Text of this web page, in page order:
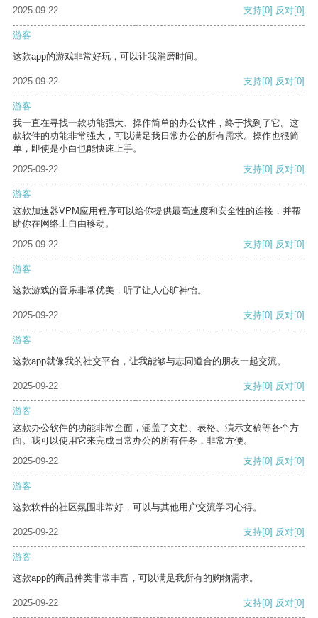
2025-09-22 支持[0] 反对[0]
游客
这款app的游戏非常好玩，可以让我消磨时间。
2025-09-22 支持[0] 反对[0]
游客
我一直在寻找一款功能强大、操作简单的办公软件，终于找到了它。这
款软件的功能非常强大，可以满足我日常办公的所有需求。操作也很简
单，即使是小白也能快速上手。
2025-09-22
支持[0] 反对[0]
游客
这款加速器VPM应用程序可以给你提供最高速度和安全性的连接，并帮
助你在网络上自由移动。
2025-09-22
支持[0] 反对[0]
游客
这款游戏的音乐非常优美，听了让人心旷神怡。
2025-09-22 支持[0] 反对[0]
游客
这款app就像我的社交平台，让我能够与志同道合的朋友一起交流。
2025-09-22 支持[0] 反对[0]
游客
这款办公软件的功能非常全面，涵盖了文档、表格、演示文稿等各个方
面。我可以使用它来完成日常办公的所有任务，非常方便。
2025-09-22
支持[0] 反对[0]
游客
这款软件的社区氛围非常好，可以与其他用户交流学习心得。
2025-09-22 支持[0] 反对[0]
游客
这款app的商品种类非常丰富，可以满足我所有的购物需求。
2025-09-22 支持[0] 反对[0]